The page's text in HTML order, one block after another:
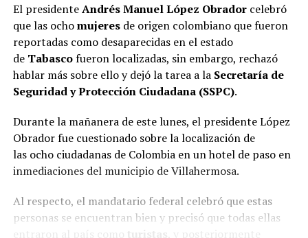
El presidenteAndrés Manuel López Obradorcelebró
que las ochomujeres de origen colombiano que fueron
reportadas como desaparecidas en el estado
de Tabascofueron localizadas, sin embargo, rechazó
hablar más sobre ello y dejó la tarea a la Secretaría de
Seguridad y Protección Ciudadana (SSPC).
Durante la mañanera de este lunes, el presidente López
Obrador fue cuestionado sobre la localización de
las ocho ciudadanas de Colombia en un hotel de paso en
inmediaciones del municipio de Villahermosa.
Al respecto, el mandatario federal celebró que estas
personas se encuentran bien y precisó que todas ellas